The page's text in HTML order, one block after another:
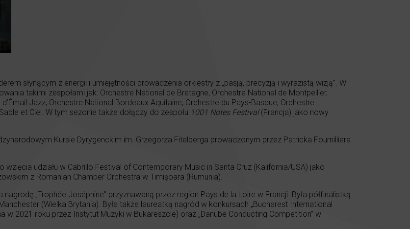
słynącym z energii i umiejętności prowadzenia orkiestry z „pasją, precyzją i wyrazistą wizją”. W
takimi zespołami jak: Orchestre National de Bretagne, Orchestre National de Montpellier,
Jazz, Orchestre National Bordeaux Aquitaine, Orchestre du Pays-Basque, Orchestre
et Ciel. W tym sezonie także dołączy do zespołu 1001 Notes Festival(Francja) jako nowy
Kursie Dyrygenckim im. Grzegorza Fitelberga prowadzonym przez Patricka Fournilliera
udziału w Cabrillo Festival of Contemporary Music in Santa Cruz (Kalifornia/USA) jako
z Romanian Chamber Orchestra w Timișoara (Rumunia).
„Trophée Joséphine” przyznawaną przez region Pays de la Loire w Francji. Była półfinalistką
(Wielka Brytania). Była także laureatką nagród w konkursach „Bucharest International
w 2021 roku przez Instytut Muzyki w Bukareszcie) oraz „Danube Conducting Competition” w